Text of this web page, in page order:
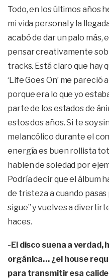
Todo, en los últimos años
mi vida personal y la
acabó de dar un palo más,
pensar creativamente
tracks. Está claro que hay
‘Life Goes On’ me
porque era lo que yo
parte de los estados de
estos dos años. Si te soy
melancólico durante el
energía es buen rollista
hablen de soledad por
Podría decir que el álbum
de tristeza a cuando pasas
sigue” y vuelves a
haces.
-El disco suena a
orgánica… ¿el house
para transmitir esa